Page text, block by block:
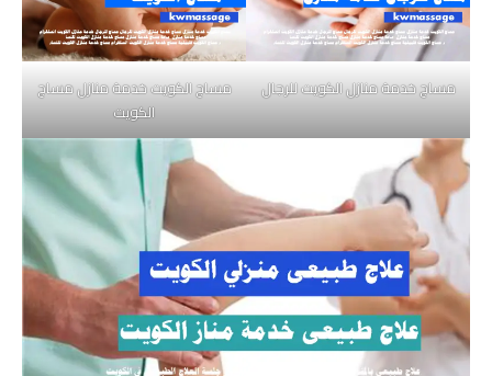
مساج خدمة منازل الكويت للرجال
مساج الكويت خدمة منازل مساج
الكويت